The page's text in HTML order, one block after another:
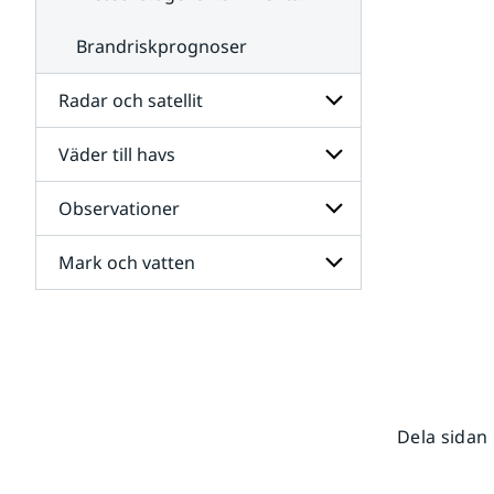
Brandriskprognoser
Radar och satellit
Undersidor
för
Radar
och
satellit
Väder till havs
Undersidor
för
Väder
till
havs
Observationer
Undersidor
för
Mark och vatten
Dela sidan